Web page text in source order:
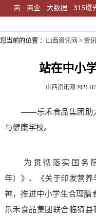
商
商业 大数据 315爆
您当前的位置 ： 山西资讯网 > 资讯
站在中小
山西资讯网 2021-
——乐禾食品集团助力
与健康学校。
为贯彻落实国务院
年）》、《关于印发营
神，推进中小学生合理膳
乐禾食品集团联合临猗